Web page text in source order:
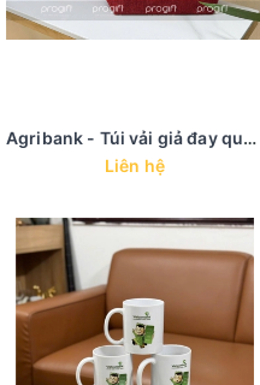
Agribank - Túi vải giả đay quai da
Liên hệ